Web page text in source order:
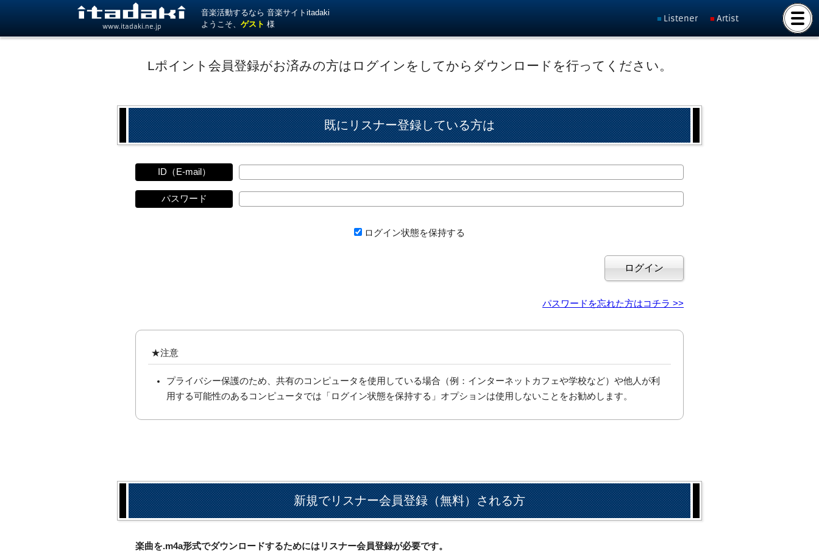
www.itadaki.ne.jp
音楽活動するなら 音楽サイトitadaki
ようこそ、ゲスト 様
Listener Artist
Lポイント会員登録がお済みの方はログインをしてからダウンロードを行ってください。
既にリスナー登録している方は
ID（E-mail）
パスワード
ログイン状態を保持する
パスワードを忘れた方はコチラ >>
★注意
プライバシー保護のため、共有のコンピュータを使用している場合（例：インターネットカフェや学校など）や他人が利
用する可能性のあるコンピュータでは「ログイン状態を保持する」オプションは使用しないことをお勧めします。
新規でリスナー会員登録（無料）される方
楽曲を.m4a形式でダウンロードするためにはリスナー会員登録が必要です。